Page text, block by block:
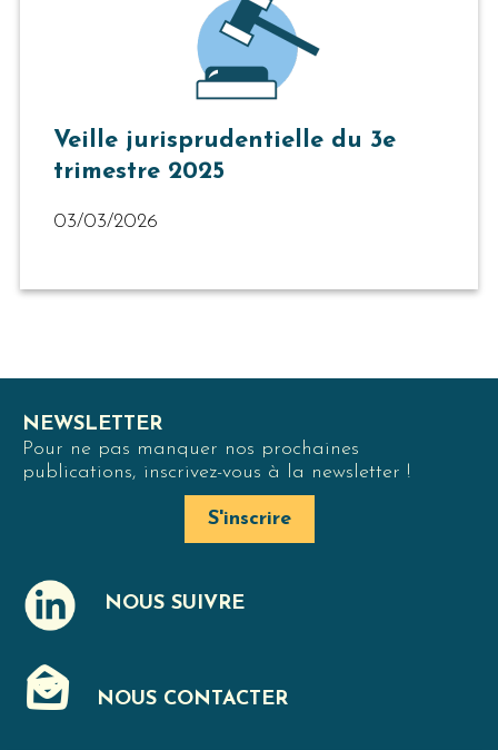
Veille jurisprudentielle du 3e
trimestre 2025
03/03/2026
NEWSLETTER
Pour ne pas manquer nos prochaines
publications, inscrivez-vous à la newsletter !
S'inscrire
NOUS SUIVRE
J NOUS CONTACTER